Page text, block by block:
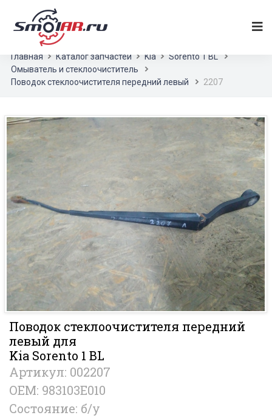
Главная Каталог запчастей Kia
Sorento 1 BL
Омыватель и стеклоочиститель
Поводок стеклоочистителя передний левый
2207
Поводок стеклоочистителя передний
левый для
Kia Sorento 1 BL
Артикул: 002207
OEM: 983103E010
Состояние: б/у